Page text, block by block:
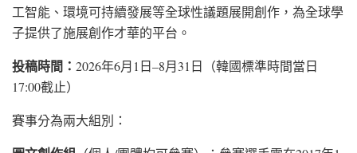
工智能、環境可持續發展等全球性議題展開創作，為全球學
子提供了施展創作才華的平台。
投稿時間： 2026年6月1日–8月31日（韓國標準時間當日
17:00截止）
賽事分為兩大組別：